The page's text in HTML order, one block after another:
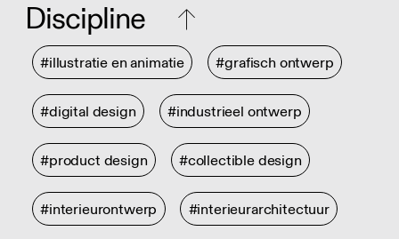
Discipline
#illustratie en animatie #grafisch ontwerp
#digital design #industrieel ontwerp
#product design #collectible design
#interieurontwerp #interieurarchitectuur